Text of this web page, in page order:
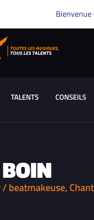
Bienvenue
TALENTS CONSEILS
beatmakeuse,